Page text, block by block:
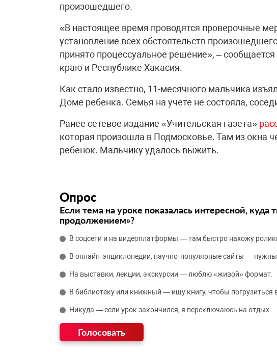
произошедшего.
«В настоящее время проводятся проверочные
установление всех обстоятельств
принято процессуальное решение», – сообщается
краю и Республике Хакасия.
Как стало известно, 11-месячного мальчика
Доме ребенка. Семья на учете не состояла,
Ранее сетевое издание «Учительская газета»
которая произошла в Подмосковье. Там из окна
ребенок. Мальчику удалось выжить.
Опрос
Если тема на уроке показалась интересной,
продолжением»?
В соцсети и на видеоплатформы — там быстро нахожу
В онлайн‑энциклопедии, научно‑популярные сайты —
На выставки, лекции, экскурсии — люблю «живой» формат.
В библиотеку или книжный — ищу книгу, чтобы погрузиться
Никуда — если урок закончился, я переключаюсь на отдых.